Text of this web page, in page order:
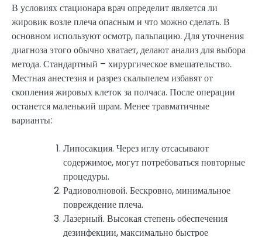
В условиях стационара врач определит является ли
жировик возле плеча опасным и что можно сделать. В
основном используют осмотр, пальпацию. Для уточнения
диагноза этого обычно хватает, делают анализ для выбора
метода. Стандартный – хирургическое вмешательство.
Местная анестезия и разрез скальпелем избавят от
скопления жировых клеток за полчаса. После операции
останется маленький шрам. Менее травматичные
варианты:
Липосакция. Через иглу отсасывают
содержимое, могут потребоваться повторные
процедуры.
Радиоволновой. Бескровно, минимальное
повреждение плеча.
Лазерный. Высокая степень обеспечения
дезинфекции, максимально быстрое